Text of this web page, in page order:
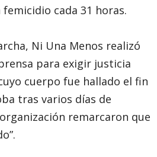
cada 31 horas.
Ni Una Menos realizó
para exigir justicia
cuerpo fue hallado el fin
tras varios días de
remarcaron que